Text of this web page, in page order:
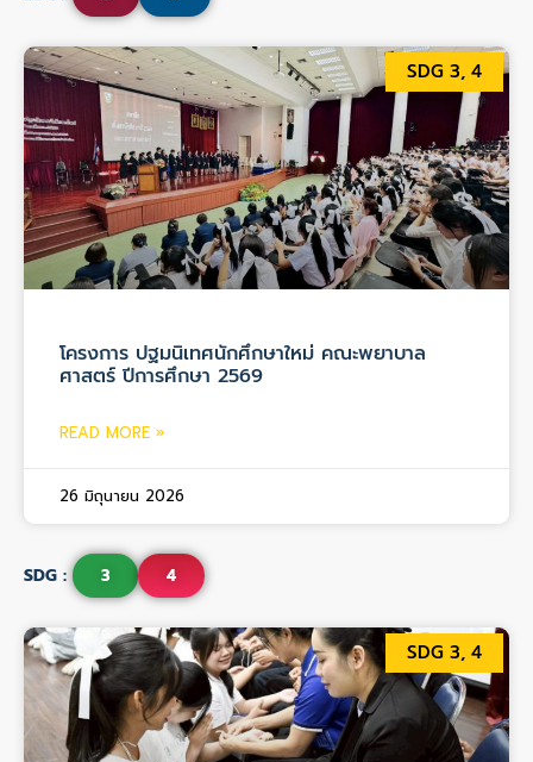
SDG 3, 4
โครงการ ปฐมนิเทศนักศึกษาใหม่ คณะพยาบาล
ศาสตร์ ปีการศึกษา 2569
READ MORE »
26 มิถุนายน 2026
SDG : 3 4
SDG 3, 4